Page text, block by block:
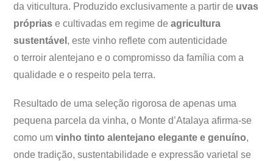
da viticultura. Produzido exclusivamente a partir de uvas
próprias e cultivadas em regime deagricultura
sustentável , este vinho reflete com autenticidade
o terroir alentejano e o compromisso da família com a
qualidade e o respeito pela terra.
Resultado de uma seleção rigorosa de apenas uma
pequena parcela da vinha, o Monte d’Atalaya afirma-se
como umvinho tinto alentejano elegante e genuíno,
onde tradição, sustentabilidade e expressão varietal se